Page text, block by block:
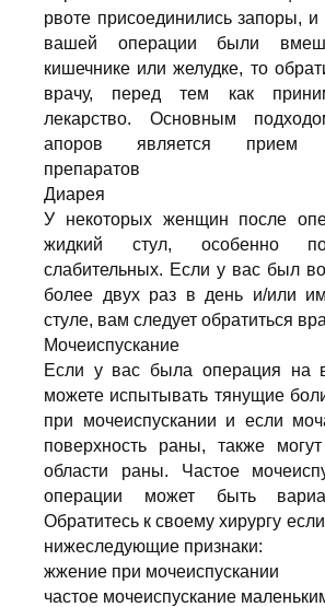
рвоте присоединились запоры,
вашей операции были
кишечнике или желудке, то
врачу, перед тем как
лекарство. Основным
апоров является прием
препаратов
Диарея
У некоторых женщин после
жидкий стул, особенно
слабительных. Если у вас был
более двух раз в день и/или
стуле, вам следует обратиться
Мочеиспускание
Если у вас была операция на
можете испытывать тянущие
при мочеиспускании и если
поверхность раны, также
области раны. Частое
операции может быть
Обратитесь к своему хирургу
нижеследующие признаки:
жжение при мочеиспускании
частое мочеиспускание